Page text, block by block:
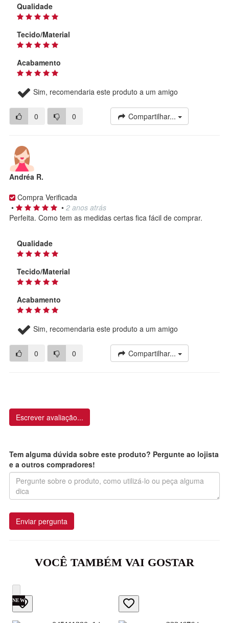
Qualidade
Tecido/Material
Acabamento
Sim, recomendaria este produto a um amigo
0 0 Compartilhar...
Andréa R.
Compra Verificada
•
• 2 anos atrás
Perfeita. Como tem as medidas certas fica fácil de comprar.
Qualidade
Tecido/Material
Acabamento
Sim, recomendaria este produto a um amigo
0 0 Compartilhar...
Escrever avaliação...
Tem alguma dúvida sobre este produto? Pergunte ao lojista
e a outros compradores!
Enviar pergunta
VOCÊ TAMBÉM VAI GOSTAR
NEW